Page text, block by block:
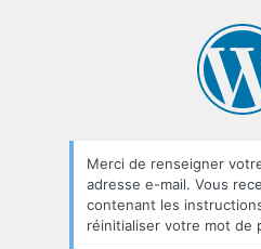
oublié
Merci de renseigner
adresse e-mail. Vous
contenant les
réinitialiser votre mot de